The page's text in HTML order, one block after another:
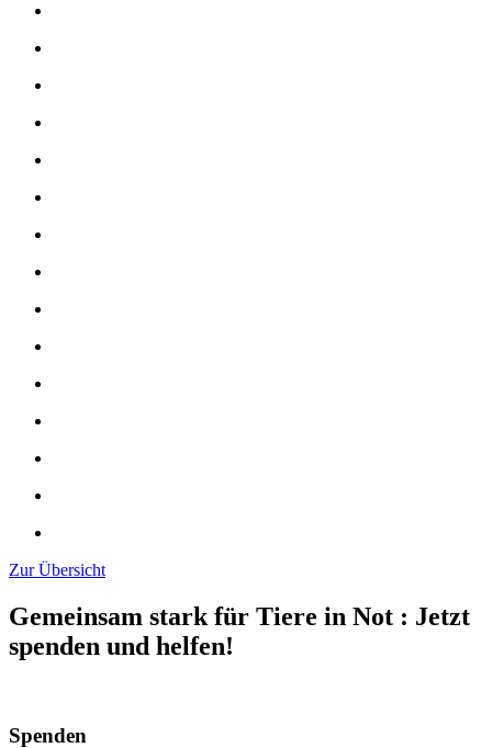
Zur Übersicht
Gemeinsam stark für Tiere in Not : Jetzt
spenden und helfen!
Spenden